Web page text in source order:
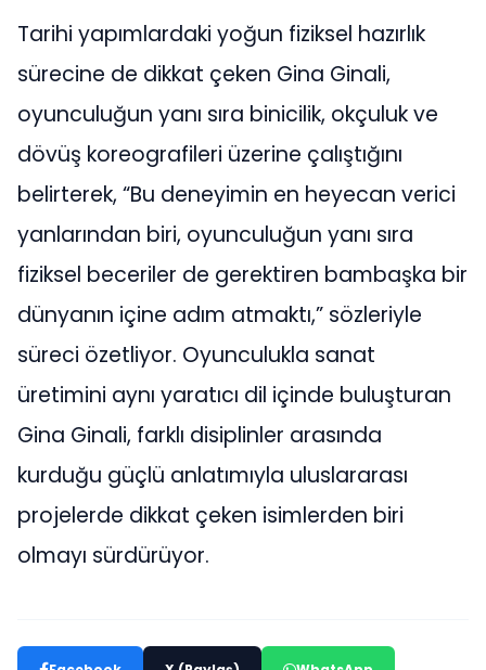
Tarihi yapımlardaki yoğun fiziksel hazırlık
sürecine de dikkat çeken Gina Ginali,
oyunculuğun yanı sıra binicilik, okçuluk ve
dövüş koreografileri üzerine çalıştığını
belirterek, “Bu deneyimin en heyecan verici
yanlarından biri, oyunculuğun yanı sıra
fiziksel beceriler de gerektiren bambaşka bir
dünyanın içine adım atmaktı,” sözleriyle
süreci özetliyor. Oyunculukla sanat
üretimini aynı yaratıcı dil içinde buluşturan
Gina Ginali, farklı disiplinler arasında
kurduğu güçlü anlatımıyla uluslararası
projelerde dikkat çeken isimlerden biri
olmayı sürdürüyor.